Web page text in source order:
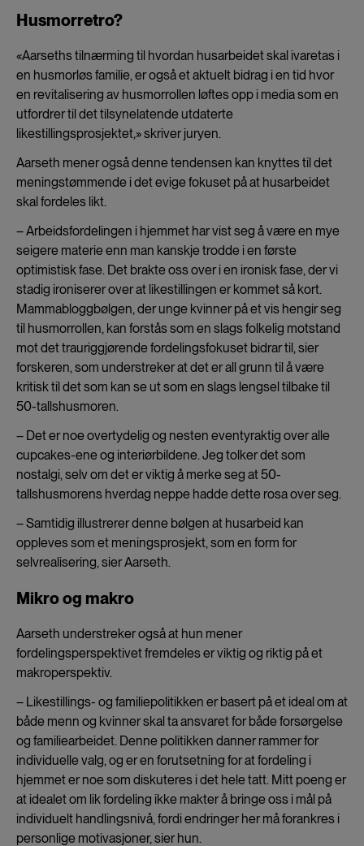
Husmorretro?
«Aarseths tilnærming til hvordan husarbeidet skal ivaretas i
en husmorløs familie, er også et aktuelt bidrag i en tid hvor
en revitalisering av husmorrollen løftes opp i media som en
utfordrer til det tilsynelatende utdaterte
likestillingsprosjektet,»skriver juryen.
Aarseth mener også denne tendensen kan knyttes til det
meningstømmende i det evige fokuset på at husarbeidet
skal fordeles likt.
– Arbeidsfordelingen i hjemmet har vist seg å være en mye
seigere materie enn man kanskje trodde i en første
optimistisk fase. Det brakte oss over i en ironisk fase, der vi
stadig ironiserer over at likestillingen er kommet så kort.
Mammabloggbølgen, der unge kvinner på et vis hengir seg
til husmorrollen, kan forstås som en slags folkelig motstand
mot det trauriggjørende fordelingsfokuset bidrar til, sier
forskeren, som understreker at det er all grunn til å være
kritisk til det som kan se ut som en slags lengsel tilbake til
50-tallshusmoren.
– Det er noe overtydelig og nesten eventyraktig over alle
cupcakes-ene og interiørbildene. Jeg tolker det som
nostalgi, selv om det er viktig å merke seg at 50-
tallshusmorens hverdag neppe hadde dette rosa over seg.
– Samtidig illustrerer denne bølgen at husarbeid kan
oppleves som et meningsprosjekt, som en form for
selvrealisering, sier Aarseth.
Mikro og makro
Aarseth understreker også at hun mener
fordelingsperspektivet fremdeles er viktig og riktig på et
makroperspektiv.
– Likestillings- og familiepolitikken er basert på et ideal om at
både menn og kvinner skal ta ansvaret for både forsørgelse
og familiearbeidet. Denne politikken danner rammer for
individuelle valg, og er en forutsetning for at fordeling i
hjemmet er noe som diskuteres i det hele tatt. Mitt poeng er
at idealet om lik fordeling ikke makter å bringe oss i mål på
individuelt handlingsnivå, fordi endringer her må forankres i
personlige motivasjoner, sier hun.